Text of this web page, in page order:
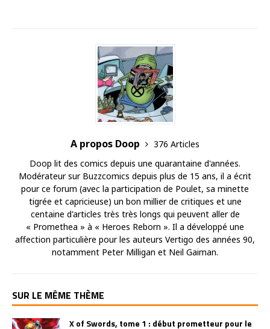
A propos Doop
376 Articles
Doop lit des comics depuis une quarantaine d'années.
Modérateur sur Buzzcomics depuis plus de 15 ans, il a écrit
pour ce forum (avec la participation de Poulet, sa minette
tigrée et capricieuse) un bon millier de critiques et une
centaine d'articles très très longs qui peuvent aller de
« Promethea » à « Heroes Reborn ». Il a développé une
affection particulière pour les auteurs Vertigo des années 90,
notamment Peter Milligan et Neil Gaiman.
SUR LE MÊME THÈME
X of Swords, tome 1 : début prometteur pour le